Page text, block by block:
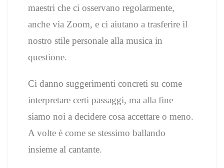
maestri che ci osservano regolarmente,
anche via Zoom, e ci aiutano a trasferire il
nostro stile personale alla musica in
questione.
Ci danno suggerimenti concreti su come
interpretare certi passaggi, ma alla fine
siamo noi a decidere cosa accettare o meno.
A volte è come se stessimo ballando
insieme al cantante.